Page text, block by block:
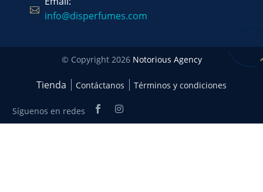
info@disperfumes.com
© Copyright 2026 Notorious Agency
Tienda Contáctanos Términos y condiciones
Síguenos en redes